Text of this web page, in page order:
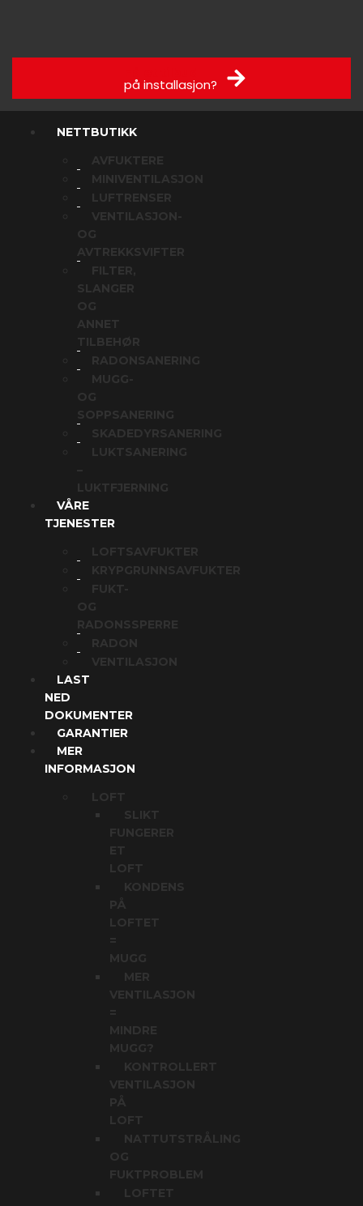
på installasjon?
NETTBUTIKK
AVFUKTERE
MINIVENTILASJON
LUFTRENSER
VENTILASJON-
AVTREKKSVIFTER
FILTER,
SLANGER
ANNET
TILBEHØR
RADONSANERING
MUGG-
SOPPSANERING
SKADEDYRSANERING
LUKTSANERING
LUKTFJERNING
VÅRE
TJENESTER
LOFTSAVFUKTER
KRYPGRUNNSAVFUKTER
FUKT-
RADONSSPERRE
RADON
VENTILASJON
LAST
NED
DOKUMENTER
GARANTIER
MER
INFORMASJON
SLIKT
FUNGERER
KONDENS
PÅ
MUGG
MER
VENTILASJON
MINDRE
MUGG?
KONTROLLERT
VENTILASJON
PÅ
NATTUTSTRÅLING
FUKTPROBLEM